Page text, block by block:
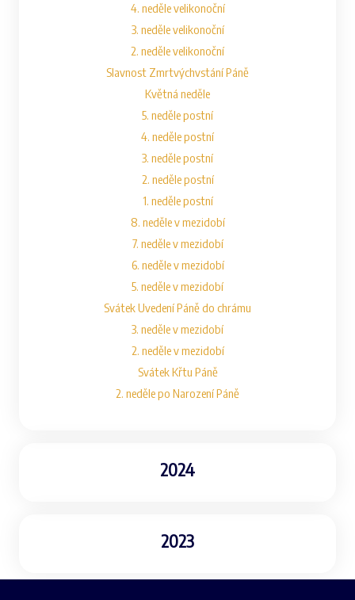
4. neděle velikonoční
3. neděle velikonoční
2. neděle velikonoční
Slavnost Zmrtvýchvstání Páně
Květná neděle
5. neděle postní
4. neděle postní
3. neděle postní
2. neděle postní
1. neděle postní
8. neděle v mezidobí
7. neděle v mezidobí
6. neděle v mezidobí
5. neděle v mezidobí
Svátek Uvedení Páně do chrámu
3. neděle v mezidobí
2. neděle v mezidobí
Svátek Křtu Páně
2. neděle po Narození Páně
2024
2023